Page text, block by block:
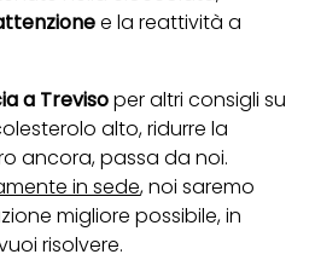
e la reattività a
a Trevisoper altri consigli su
alto, ridurre la
ancora, passa da noi.
in sede, noi saremo
migliore possibile, in
risolvere.